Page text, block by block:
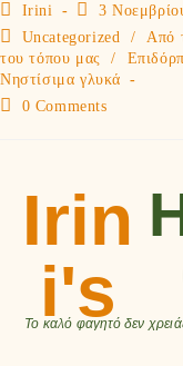
Irini
3
Uncategorized
/ Από
του τόπου μας
/
Νηστίσιμα γλυκά
0 Comments
Irin
i's
Το καλό φαγητό δεν